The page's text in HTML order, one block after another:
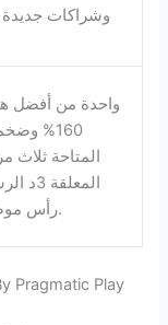
وشراكات
واحدة من أفضل
المتاحة ثلاث
رأس موضوع الأصلي لافت للنظر.
Pragmatic Play